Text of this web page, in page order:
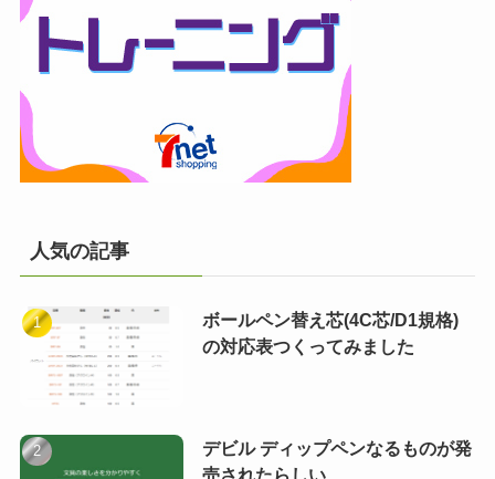
人気の記事
ボールペン替え芯(4C芯/D1規格)
の対応表つくってみました
デビル ディップペンなるものが発
売されたらしい